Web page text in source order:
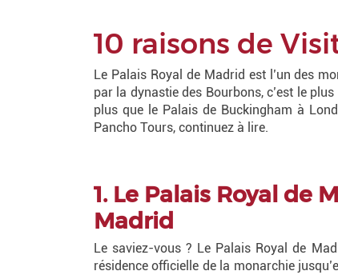
10 raisons de
Le Palais Royal de Madrid est l’un des
par la dynastie des Bourbons, c’est le
plus que le Palais de Buckingham à
Pancho Tours, continuez à lire.
1. Le Palais Royal de
Madrid
Le saviez-vous ? Le Palais Royal de
résidence officielle de la monarchie